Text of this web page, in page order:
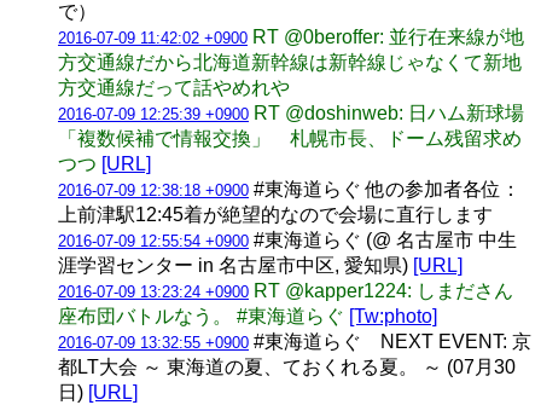
で）
2016-07-09 11:42:02 +0900 RT @0beroffer: 並行在来線が地
方交通線だから北海道新幹線は新幹線じゃなくて新地
方交通線だって話やめれや
2016-07-09 12:25:39 +0900 RT @doshinweb: 日ハム新球場
「複数候補で情報交換」 札幌市長、ドーム残留求め
つつ [URL]
2016-07-09 12:38:18 +0900 #東海道らぐ 他の参加者各位：
上前津駅12:45着が絶望的なので会場に直行します
2016-07-09 12:55:54 +0900 #東海道らぐ (@ 名古屋市 中生
涯学習センター in 名古屋市中区, 愛知県) [URL]
2016-07-09 13:23:24 +0900 RT @kapper1224: しまださん
座布団バトルなう。 #東海道らぐ [Tw:photo]
2016-07-09 13:32:55 +0900 #東海道らぐ NEXT EVENT: 京
都LT大会 ～ 東海道の夏、ておくれる夏。 ～ (07月30
日) [URL]